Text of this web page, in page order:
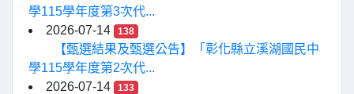
學115學年度第3次代...
2026-07-14
138
【甄選結果及甄選公告】「彰化縣立溪湖國民中
學115學年度第2次代...
2026-07-14
133